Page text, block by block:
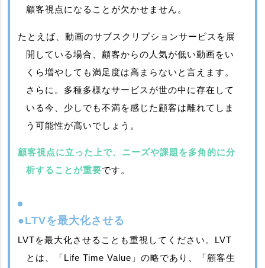
顧客視点になることが欠かせません。
たとえば、動画のサブスクリプションサービスを展
開している場合、顧客からの人気が低い動画をい
くら増やしても満足度は高まらないと言えます。
さらに。多種多様なサービスが世の中に存在して
いる今、少しでも不満を感じた顧客は離れてしま
う可能性が高いでしょう。
顧客視点に立った上で、ニーズや課題を多角的に分
析することが重要です。
●LTVを最大化させる
LVTを最大化させることも重視してください。LVT
とは、「Life Time Value」の略であり、「顧客生